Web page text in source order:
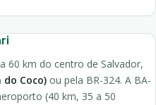
60 km do centro de Salvador,
do Coco) ou pela BR-324. A BA-
(40 km, 35 a 50